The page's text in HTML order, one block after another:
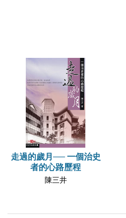
走過的歲月── 一個治史
者的心路歷程
陳三井